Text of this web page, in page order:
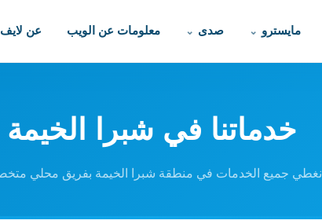
مايسترو صدى معلومات عن الويب عن
خدماتنا في شبرا الخيمة
نغطي جميع الخدمات في منطقة شبرا الخيمة بفريق محلي